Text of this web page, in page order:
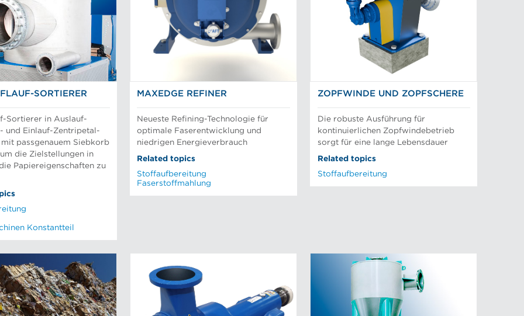
SORTIERER
Sortierer in Auslauf-
und Einlauf-Zentripetal-
passgenauem Siebkorb
die Zielstellungen in
Papiereigenschaften zu
Konstantteil
MAXEDGE REFINER
Neueste Refining-Technologie für
optimale Faserentwicklung und
niedrigen Energieverbrauch
Related topics
Stoffaufbereitung
Faserstoffmahlung
ZOPFWINDE UND ZOPFSCHERE
Die robuste Ausführung für
kontinuierlichen Zopfwindebetrieb
sorgt für eine lange Lebensdauer
Related topics
Stoffaufbereitung